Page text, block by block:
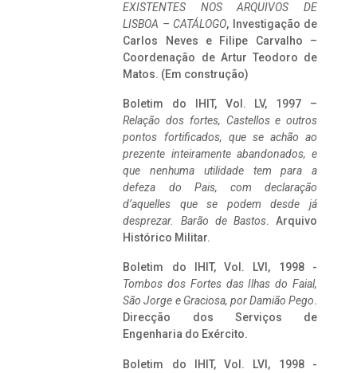
EXISTENTES NOS ARQUIVOS DE
LISBOA – CATÁLOGO, Investigação de
Carlos Neves e Filipe Carvalho –
Coordenação de Artur Teodoro de
Matos. (Em construção)
Boletim do IHIT, Vol. LV, 1997 –
Relação dos fortes, Castellos e outros
pontos fortificados, que se achão ao
prezente inteiramente abandonados, e
que nenhuma utilidade tem para a
defeza do Pais, com declaração
d’aquelles que se podem desde já
desprezar. Barão de Bastos. Arquivo
Histórico Militar.
Boletim do IHIT, Vol. LVI, 1998 -
Tombos dos Fortes das Ilhas do Faial,
São Jorge e Graciosa, por Damião Pego.
Direcção dos Serviços de
Engenharia do Exército.
Boletim do IHIT, Vol. LVI, 1998 -